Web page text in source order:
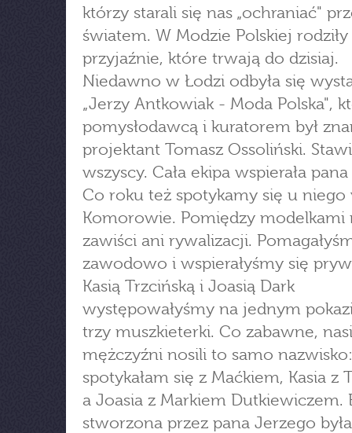
którzy starali się nas „ochraniać"
światem. W Modzie Polskiej rodziły
przyjaźnie, które trwają do dzisiaj.
Niedawno w Łodzi odbyła się
„Jerzy Antkowiak - Moda Polska",
pomysłodawcą i kuratorem był
projektant Tomasz Ossoliński.
wszyscy. Cała ekipa wspierała
Co roku też spotykamy się u niego
Komorowie. Pomiędzy modelkami
zawiści ani rywalizacji.
zawodowo i wspierałyśmy się
Kasią Trzcińską i Joasią Dark
występowałyśmy na jednym
trzy muszkieterki. Co zabawne, nasi
mężczyźni nosili to samo
spotykałam się z Maćkiem, Kasia z
a Joasia z Markiem Dutkiewiczem.
stworzona przez pana Jerzego